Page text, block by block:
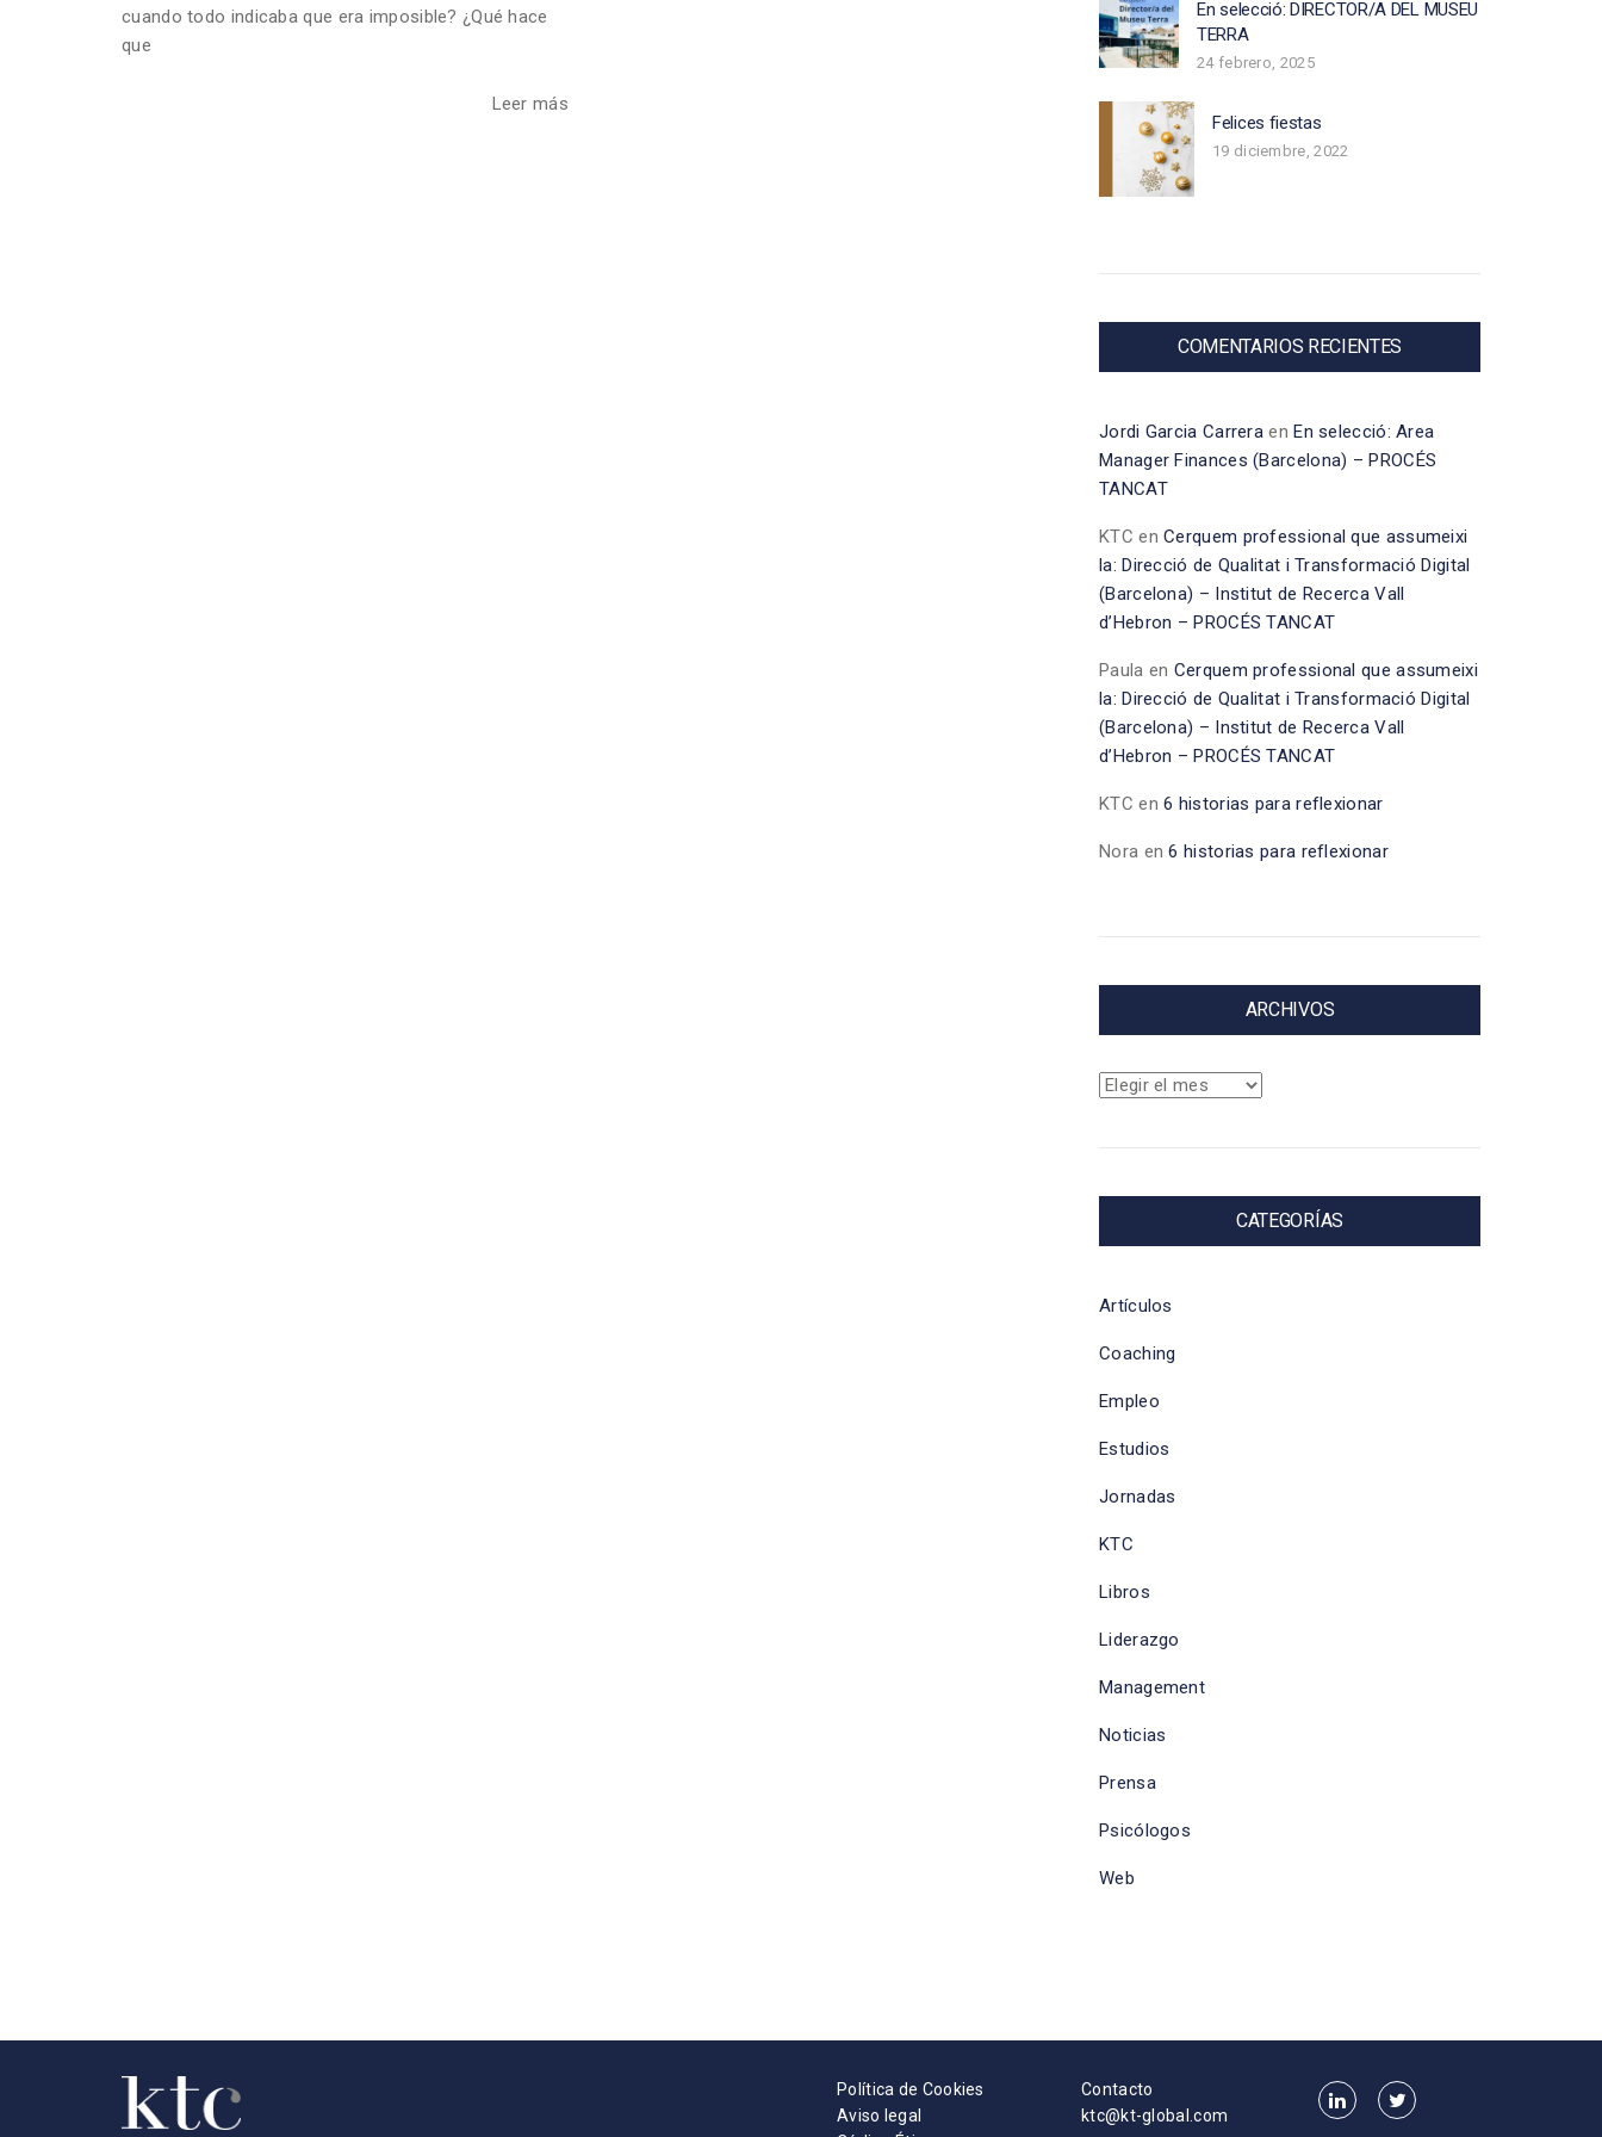
cuando todo indicaba que era imposible? ¿Qué hace
que
Leer más
En selecció: DIRECTOR/A DEL MUSEU
TERRA
24 febrero, 2025
Felices fiestas
19 diciembre, 2022
COMENTARIOS RECIENTES
Jordi Garcia Carrera enEn selecció: Area
Manager Finances (Barcelona) – PROCÉS
TANCAT
KTC enCerquem professional que assumeixi
la: Direcció de Qualitat i Transformació Digital
(Barcelona) – Institut de Recerca Vall
d’Hebron – PROCÉS TANCAT
Paula en Cerquem professional que assumeixi
la: Direcció de Qualitat i Transformació Digital
(Barcelona) – Institut de Recerca Vall
d’Hebron – PROCÉS TANCAT
KTC en6 historias para reflexionar
Nora en6 historias para reflexionar
ARCHIVOS
Archivos
CATEGORÍAS
Artículos
Coaching
Empleo
Estudios
Jornadas
KTC
Libros
Liderazgo
Management
Noticias
Prensa
Psicólogos
Web
Política de Cookies
Aviso legal
Contacto
ktc@kt-global.com